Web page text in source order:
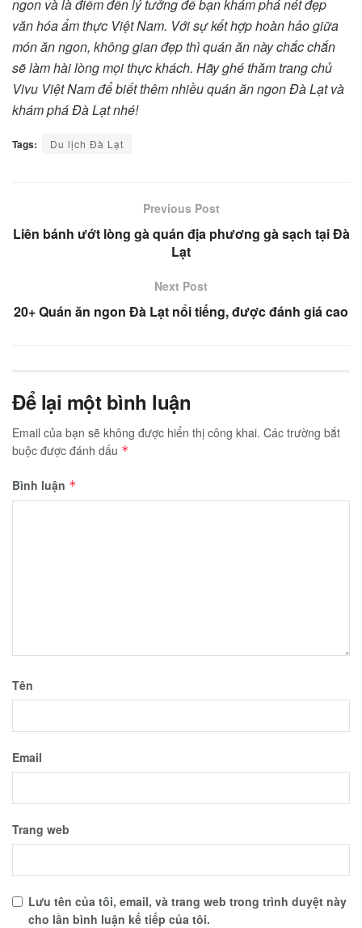
ngon và là điểm đến lý tưởng để bạn khám phá nét đẹp
văn hóa ẩm thực Việt Nam. Với sự kết hợp hoàn hảo giữa
món ăn ngon, không gian đẹp thì quán ăn này chắc chắn
sẽ làm hài lòng mọi thực khách. Hãy ghé thăm trang chủ
Vivu Việt Nam để biết thêm nhiều quán ăn ngon Đà Lạt và
khám phá Đà Lạt nhé!
Tags: Du lịch Đà Lạt
Previous Post
Liên bánh ướt lòng gà quán địa phương gà sạch tại Đà
Lạt
Next Post
20+ Quán ăn ngon Đà Lạt nổi tiếng, được đánh giá cao
Để lại một bình luận
Email của bạn sẽ không được hiển thị công khai. Các trường bắt
buộc được đánh dấu *
Bình luận *
Tên
Email
Trang web
Lưu tên của tôi, email, và trang web trong trình duyệt này
cho lần bình luận kế tiếp của tôi.